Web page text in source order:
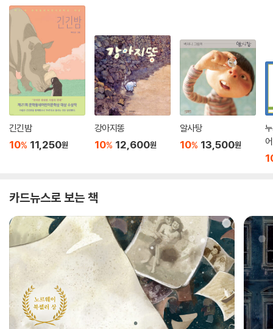
긴긴밤
10% 11,250원
강아지똥
10% 12,600원
알사탕
10% 13,500원
카드뉴스로 보는 책